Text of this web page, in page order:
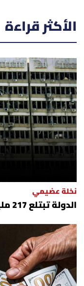
الأكثر قراءة
نخلة عضيمي
الدولة تبتلع 217 مليون دولار من كهرباء لبنان